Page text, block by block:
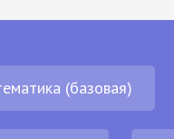
(базовая)